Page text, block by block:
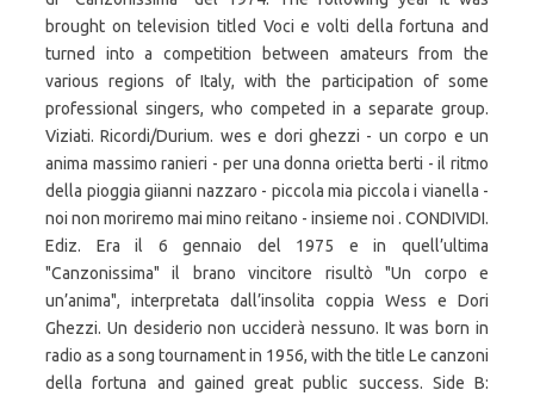
brought on television titled Voci e volti della fortuna and
turned into a competition between amateurs from the
various regions of Italy, with the participation of some
professional singers, who competed in a separate group.
Viziati. Ricordi/Durium. wes e dori ghezzi - un corpo e un
anima massimo ranieri - per una donna orietta berti - il ritmo
della pioggia giianni nazzaro - piccola mia piccola i vianella -
noi non moriremo mai mino reitano - insieme noi . CONDIVIDI.
Ediz. Era il 6 gennaio del 1975 e in quell’ultima
"Canzonissima" il brano vincitore risultò "Un corpo e
un’anima", interpretata dall’insolita coppia Wess e Dori
Ghezzi. Un desiderio non ucciderà nessuno. It was born in
radio as a song tournament in 1956, with the title Le canzoni
della fortuna and gained great public success. Side B: